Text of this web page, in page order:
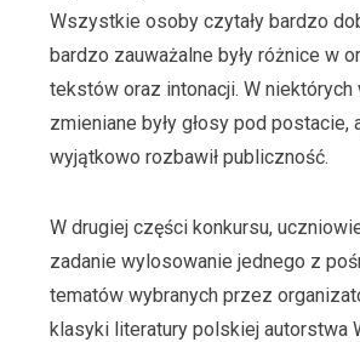
Wszystkie osoby czytały bardzo
bardzo zauważalne były różnice w
tekstów oraz intonacji. W
zmieniane były głosy pod postacie,
wyjątkowo rozbawił publiczność.
W drugiej części konkursu,
zadanie wylosowanie jednego z
tematów wybranych przez
klasyki literatury polskiej autorstwa